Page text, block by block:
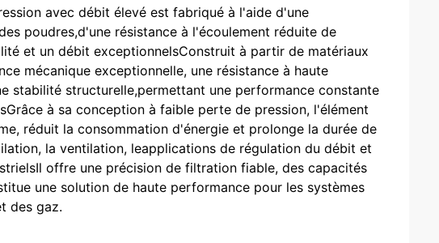
avec débit élevé est fabriqué à l'aide d'une
poudres,d'une résistance à l'écoulement réduite de
et un débit exceptionnelsConstruit à partir de matériaux
mécanique exceptionnelle, une résistance à haute
stabilité structurelle,permettant une performance constante
à sa conception à faible perte de pression, l'élément
réduit la consommation d'énergie et prolonge la durée de
la ventilation, leapplications de régulation du débit et
offre une précision de filtration fiable, des capacités
une solution de haute performance pour les systèmes
des gaz.